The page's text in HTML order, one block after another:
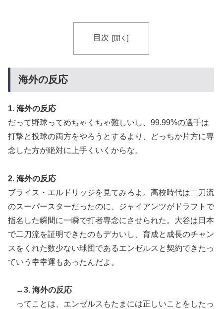
目次
海外の反応
1. 海外の反応
だって野球ってめちゃくちゃ難しいし、99.99%の選手は
打撃と投球の両方をやろうとするより、どっちか片方に専
念した方が絶対に上手くいくからな。
2. 海外の反応
ブライス・エルドリッジを見てみろよ。高校時代は二刀流
のスーパースターだったのに、ジャイアンツがドラフトで
指名した瞬間に一瞬で打者専念にさせられた。大谷は日本
で二刀流を証明できたのもデカいし、育成と成長のチャン
スをくれた数少ない球団であるエンゼルスと契約できたっ
ていう幸幸運もあったんだよ。
→3. 海外の反応
ってことは、エンゼルスもたまには正しいことをしたっ